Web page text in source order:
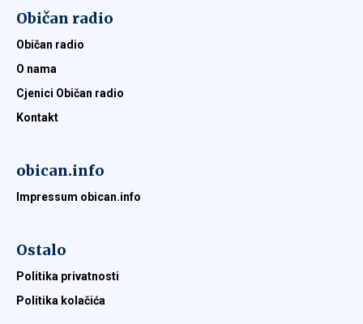
Običan radio
Običan radio
O nama
Cjenici Običan radio
Kontakt
obican.info
Impressum obican.info
Ostalo
Politika privatnosti
Politika kolačića